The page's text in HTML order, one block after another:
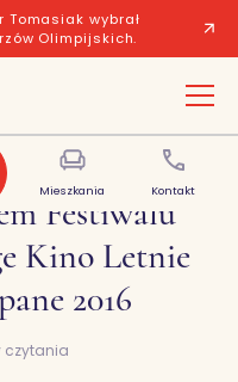
Tomasiak wybrał
Olimpijskich.
Mieszkania Kontakt
Festiwalu
Kino Letnie
2016
czytania